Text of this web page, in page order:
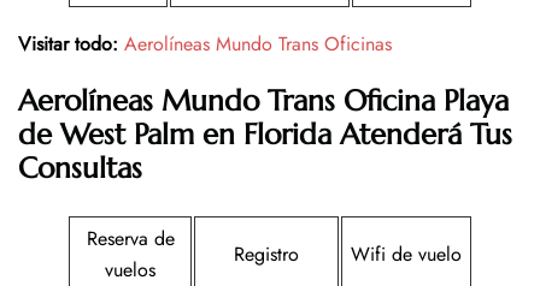
Visitar todo: Aerolíneas Mundo Trans Oficinas
Aerolíneas Mundo Trans Oficina Playa
de West Palm en FloridaAtenderá Tus
Consultas
Reserva de
vuelos
Registro Wifi de vuelo